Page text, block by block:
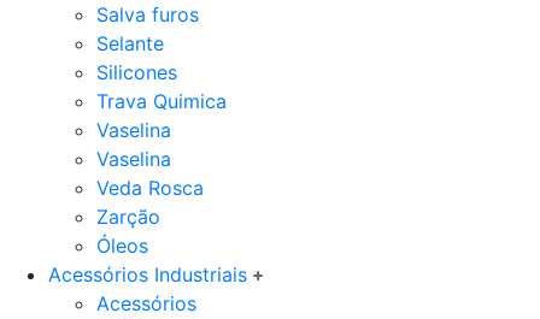
Salva furos
Selante
Silicones
Trava Quimica
Vaselina
Vaselina
Veda Rosca
Zarção
Óleos
Acessórios Industriais
Acessórios